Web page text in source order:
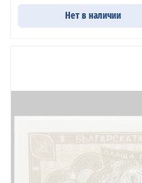
Нет в наличии